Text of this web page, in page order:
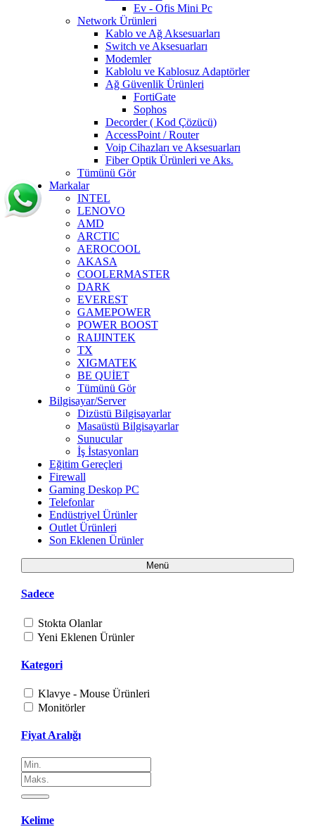
Ev - Ofis Mini Pc
Network Ürünleri
Kablo ve Ağ Aksesuarları
Switch ve Aksesuarları
Modemler
Kablolu ve Kablosuz Adaptörler
Ağ Güvenlik Ürünleri
FortiGate
Sophos
Decorder ( Kod Çözücü)
AccessPoint / Router
Voip Cihazları ve Aksesuarları
Fiber Optik Ürünleri ve Aks.
Tümünü Gör
Markalar
INTEL
LENOVO
AMD
ARCTIC
AEROCOOL
AKASA
COOLERMASTER
DARK
EVEREST
GAMEPOWER
POWER BOOST
RAIJINTEK
TX
XIGMATEK
BE QUİET
Tümünü Gör
Bilgisayar/Server
Dizüstü Bilgisayarlar
Masaüstü Bilgisayarlar
Sunucular
İş İstasyonları
Eğitim Gereçleri
Firewall
Gaming Deskop PC
Telefonlar
Endüstriyel Ürünler
Outlet Ürünleri
Son Eklenen Ürünler
Menü
Sadece
Stokta Olanlar
Yeni Eklenen Ürünler
Kategori
Klavye - Mouse Ürünleri
Monitörler
Fiyat Aralığı
Kelime